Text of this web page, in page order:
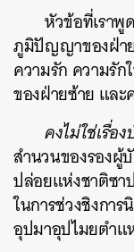
หัวข้อที่เรา
ภูมิปัญญาของฝ่าย
ความรัก ความรั
ของฝ่ายซ้าย และ
คงไม่ใช่เรื่อ
สำนวนของรองผู้
ปล่อยแห่งชาติซา
ในการช่วงชิงกา
อุปมาอุปไมยตำแ